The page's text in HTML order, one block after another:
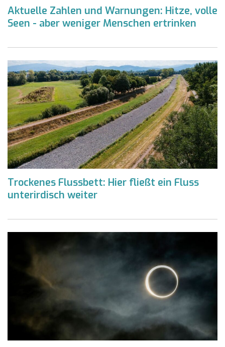
Aktuelle Zahlen und Warnungen: Hitze, volle
Seen - aber weniger Menschen ertrinken
Trockenes Flussbett: Hier fließt ein Fluss
unterirdisch weiter